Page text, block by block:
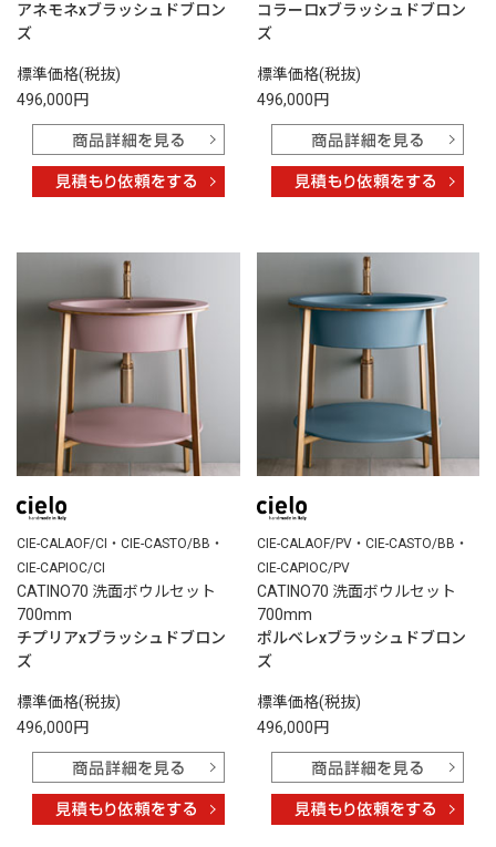
アネモネxブラッシュドブロン
ズ
標準価格(税抜)
496,000円
コラーロxブラッシュドブロン
ズ
標準価格(税抜)
496,000円
CIE-CALAOF/CI・CIE-CASTO/BB・
CIE-CAPIOC/CI
CATINO70 洗面ボウルセット
700mm
チプリアxブラッシュドブロン
ズ
標準価格(税抜)
496,000円
CIE-CALAOF/PV・CIE-CASTO/BB・
CIE-CAPIOC/PV
CATINO70 洗面ボウルセット
700mm
ポルベレxブラッシュドブロン
ズ
標準価格(税抜)
496,000円